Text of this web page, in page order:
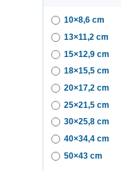
10×8,6 cm
13×11,2 cm
15×12,9 cm
18×15,5 cm
20×17,2 cm
25×21,5 cm
30×25,8 cm
40×34,4 cm
50×43 cm